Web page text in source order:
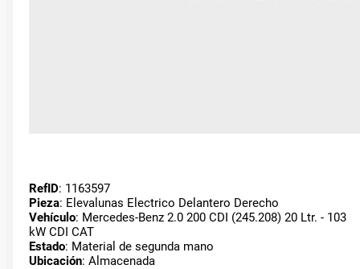
RefID: 1163597
Pieza: Elevalunas Electrico Delantero Derecho
Vehículo: Mercedes-Benz 2.0 200 CDI (245.208) 20 Ltr. - 103
kW CDI CAT
Estado: Material de segunda mano
Ubicación: Almacenada